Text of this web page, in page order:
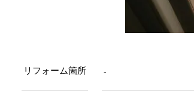
リフォーム箇所 -